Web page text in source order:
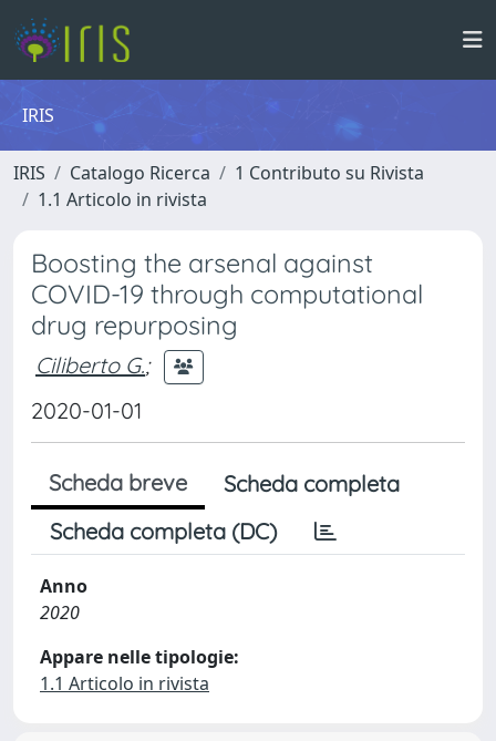
IRIS
IRIS Catalogo Ricerca
1 Contributo su Rivista
1.1 Articolo in rivista
Boosting the arsenal against
COVID-19 through computational
drug repurposing
Ciliberto G.;
2020-01-01
Scheda breve
Scheda completa
Scheda completa (DC)
Anno
2020
Appare nelle tipologie:
1.1 Articolo in rivista